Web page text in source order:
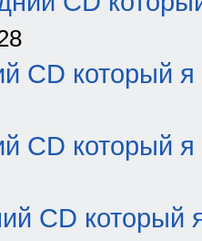
CD который я
CD который я
CD который